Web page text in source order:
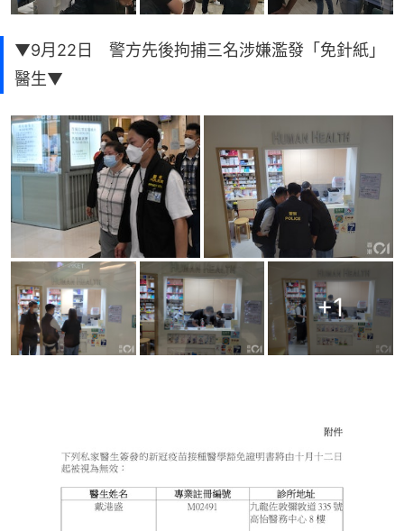
▼9月22日 警方先後拘捕三名涉嫌濫發「免針紙」
醫生▼
+1